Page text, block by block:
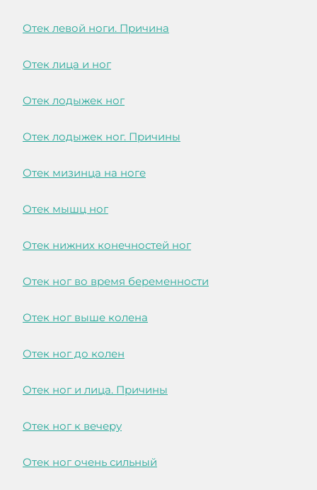
Отек левой ноги. Причина
Отек лица и ног
Отек лодыжек ног
Отек лодыжек ног. Причины
Отек мизинца на ноге
Отек мышц ног
Отек нижних конечностей ног
Отек ног во время беременности
Отек ног выше колена
Отек ног до колен
Отек ног и лица. Причины
Отек ног к вечеру
Отек ног очень сильный